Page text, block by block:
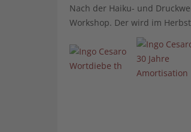
Nach der Haiku- und
Workshop. Der wird im